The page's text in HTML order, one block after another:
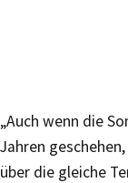
„Auch wenn die
Jahren
über die gleiche